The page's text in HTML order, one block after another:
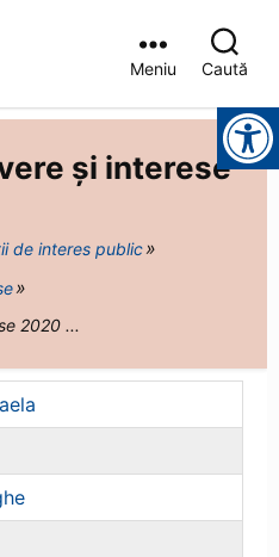
Meniu Caută
Instrumente pentru accesibilitate
și interese
de interes public
2020 ...